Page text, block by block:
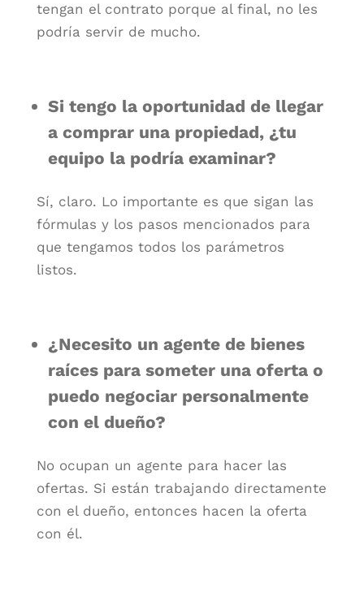
tengan el contrato porque al final, no les
podría servir de mucho.
Si tengo la oportunidad de llegar
a comprar una propiedad, ¿tu
equipo la podría examinar?
Sí, claro. Lo importante es que sigan las
fórmulas y los pasos mencionados para
que tengamos todos los parámetros
listos.
¿Necesito un agente de bienes
raíces para someter una oferta o
puedo negociar personalmente
con el dueño?
No ocupan un agente para hacer las
ofertas. Si están trabajando directamente
con el dueño, entonces hacen la oferta
con él.